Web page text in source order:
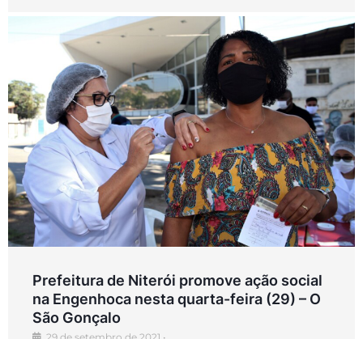
Prefeitura de Niterói promove ação social
na Engenhoca nesta quarta-feira (29) – O
São Gonçalo